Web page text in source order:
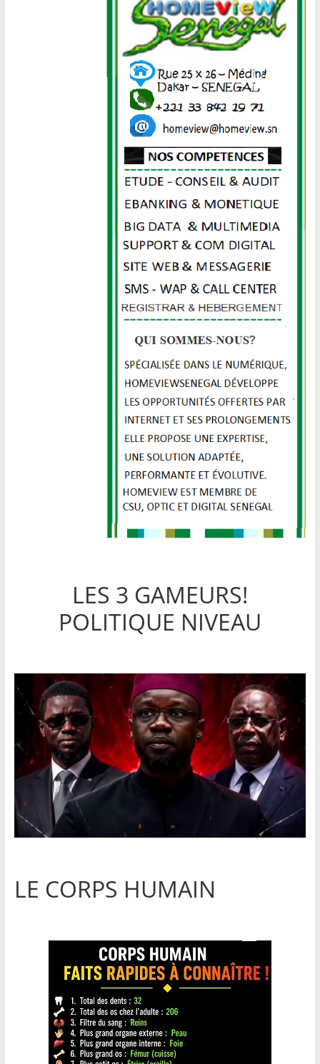
LES 3 GAMEURS!
POLITIQUE NIVEAU
LE CORPS HUMAIN